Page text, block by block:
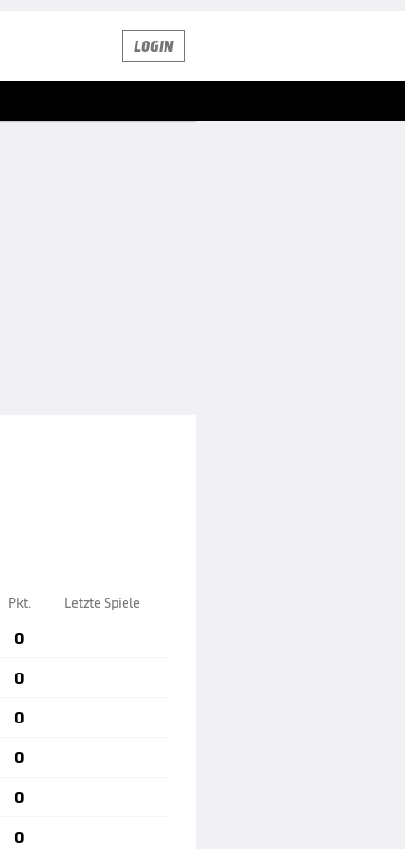
LOGIN
Pkt. Letzte Spiele
0
0
0
0
0
0